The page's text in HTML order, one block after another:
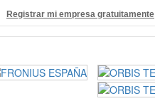
Registrar mi empresa gratuitamente